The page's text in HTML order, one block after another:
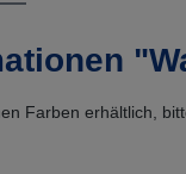
Farben erhältlich,